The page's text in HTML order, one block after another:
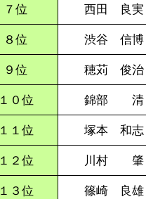
７位
西田 良実
８位
渋谷 信博
９位
穂苅 俊治
１０位
錦部 清
１１位
塚本 和志
１２位
川村 肇
１３位
篠崎 良雄